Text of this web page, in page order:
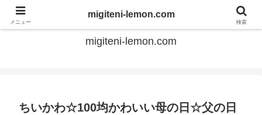
てのひらアイロンビーズ
migiteni-lemon.com
ちいかわ☆100均かわいい母の日☆父の日
メニュー
migiteni-lemon.com
検索